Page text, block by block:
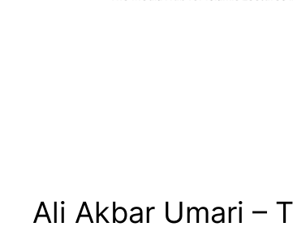
Ali Akbar Umari –